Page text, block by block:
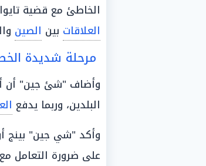
الخاطئ مع قضية
العلاقات بين الصين
مرحلة شديدة
وأضاف "شئ جين" أن
البلدين، وربما يدفع
وأكد "شي جين" بينج
على ضرورة التعامل